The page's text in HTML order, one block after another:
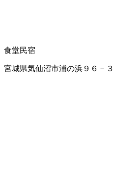
食堂民宿
宮城県気仙沼市浦の浜９６－３